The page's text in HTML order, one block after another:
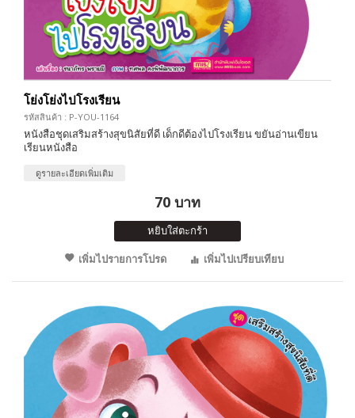
โย่งโย่งไปโรงเรียน
รหัสสินค้า : P-YOU-1164
หนังสือชุดเสริมสร้างสุขนิสัยที่ดี เด็กดีต้องไปโรงเรียน ขยันอ่านเขียน
เรียนหนังสือ
ดูรายละเอียดเพิ่มเติม
70 บาท
หยิบใส่ตะกร้า
เพิ่มไปรายการโปรด
เพิ่มไปเปรียบเทียบ